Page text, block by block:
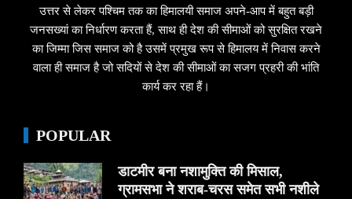
उत्तर से लेकर पश्चिम तक का हिमालयी समाज अपने-आप में बहुत बड़ी
जनसख्यां का निर्धारण करता हैं, साथ ही देश की सीमाओं को सुरक्षित रखने
का जिम्मा जिस समाज को है उसमें प्रमुख रूप से हिमालय में निवास करने
वाला ही समाज है जो सदियों से देश की सीमाओं का सजग प्रहरी की भांति
कार्य कर रहा हैं।
POPULAR
डाटमीर बना नशामुक्ति की मिसाल,
ग्रामसभा ने शराब-चरस समेत सभी नशीले